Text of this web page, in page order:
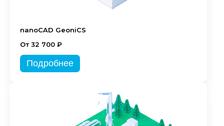
nanoCAD GeoniCS
От 32 700 ₽
Подробнее